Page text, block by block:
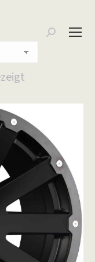
Search: